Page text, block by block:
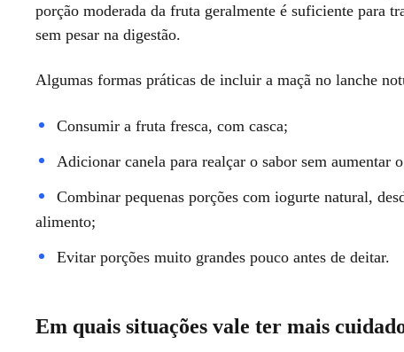
porção moderada da fruta geralmente é suficiente para
sem pesar na digestão.
Algumas formas práticas de incluir a maçã no lanche
Consumir a fruta fresca, com casca;
Adicionar canela para realçar o sabor sem aumentar
Combinar pequenas porções com iogurte natural,
alimento;
Evitar porções muito grandes pouco antes de deitar.
Em quais situações vale ter mais